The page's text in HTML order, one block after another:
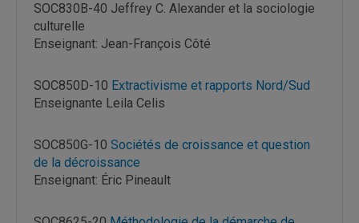
SOC830B-40 Jeffrey C. Alexander et la sociologie
culturelle
Enseignant: Jean-François Côté
SOC850D-10 Extractivisme et rapports Nord/Sud
Enseignante Leila Celis
SOC850G-10 Sociétés de croissance et question
de la décroissance
Enseignant: Éric Pineault